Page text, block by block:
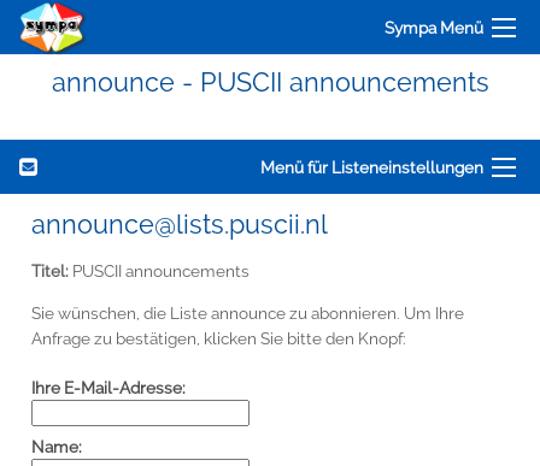
Sympa Menü
announce - PUSCII announcements
Menü für Listeneinstellungen
announce@lists.puscii.nl
Titel: PUSCII announcements
Sie wünschen, die Liste announce zu abonnieren. Um Ihre
Anfrage zu bestätigen, klicken Sie bitte den Knopf:
Ihre E-Mail-Adresse:
Name: